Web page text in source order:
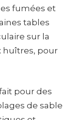
fumées et
tables
sur la
huîtres, pour
pour des
de sable